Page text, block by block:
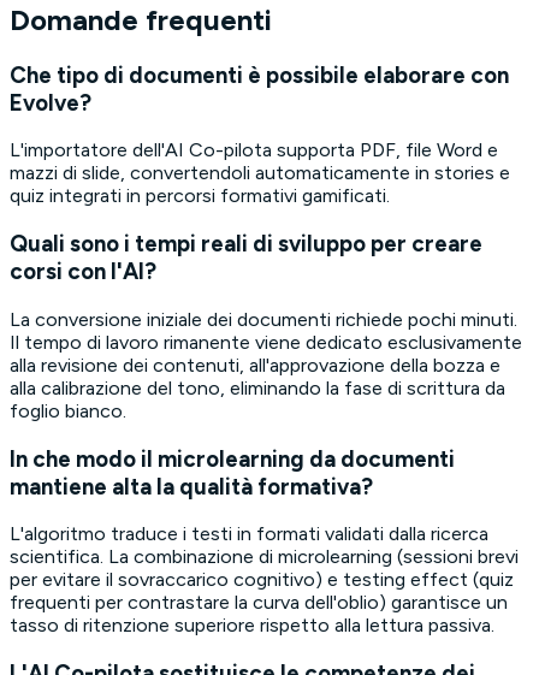
Domande frequenti
Che tipo di documenti è possibile elaborare con
Evolve?
L'importatore dell'AI Co-pilota supporta PDF, file Word e
mazzi di slide, convertendoli automaticamente in stories e
quiz integrati in percorsi formativi gamificati.
Quali sono i tempi reali di sviluppo per creare
corsi con l'AI?
La conversione iniziale dei documenti richiede pochi minuti.
Il tempo di lavoro rimanente viene dedicato esclusivamente
alla revisione dei contenuti, all'approvazione della bozza e
alla calibrazione del tono, eliminando la fase di scrittura da
foglio bianco.
In che modo il microlearning da documenti
mantiene alta la qualità formativa?
L'algoritmo traduce i testi in formati validati dalla ricerca
scientifica. La combinazione di microlearning (sessioni brevi
per evitare il sovraccarico cognitivo) e testing effect (quiz
frequenti per contrastare la curva dell'oblio) garantisce un
tasso di ritenzione superiore rispetto alla lettura passiva.